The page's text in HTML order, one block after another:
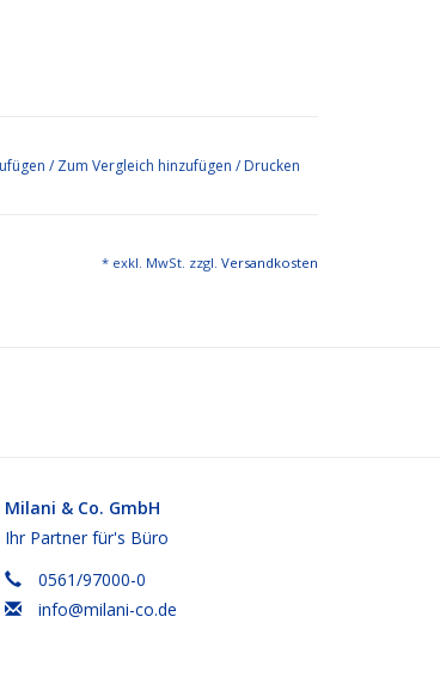
/ Zum Vergleich hinzufügen / Drucken
* exkl. MwSt. zzgl. Versandkosten
Milani & Co. GmbH
Ihr Partner für's Büro
0561/97000-0
info@milani-co.de